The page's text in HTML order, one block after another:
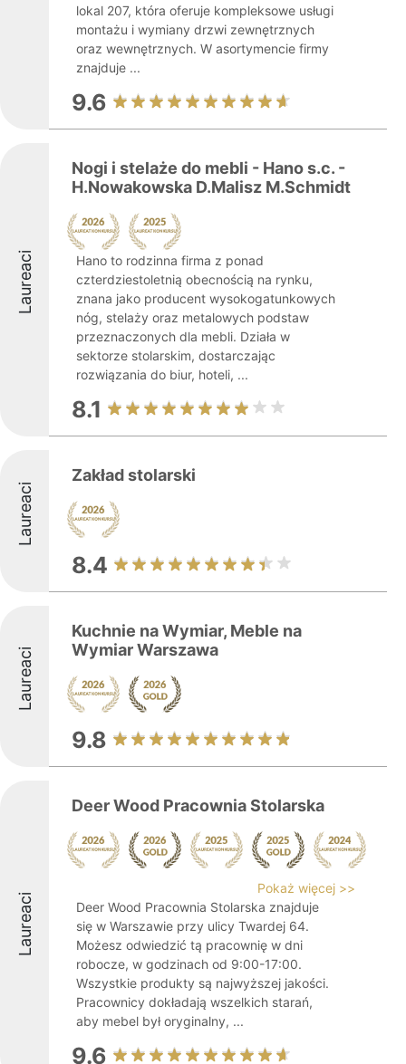
lokal 207, która oferuje kompleksowe usługi
montażu i wymiany drzwi zewnętrznych
oraz wewnętrznych. W asortymencie firmy
znajduje ...
9.6
Laureaci
Nogi i stelaże do mebli - Hano s.c. -
H.Nowakowska D.Malisz M.Schmidt
Hano to rodzinna firma z ponad
czterdziestoletnią obecnością na rynku,
znana jako producent wysokogatunkowych
nóg, stelaży oraz metalowych podstaw
przeznaczonych dla mebli. Działa w
sektorze stolarskim, dostarczając
rozwiązania do biur, hoteli, ...
8.1
Laureaci
Zakład stolarski
8.4
Laureaci
Kuchnie na Wymiar, Meble na
Wymiar Warszawa
9.8
Laureaci
Deer Wood Pracownia Stolarska
Pokaż więcej >>
Deer Wood Pracownia Stolarska znajduje
się w Warszawie przy ulicy Twardej 64.
Możesz odwiedzić tą pracownię w dni
robocze, w godzinach od 9:00-17:00.
Wszystkie produkty są najwyższej jakości.
Pracownicy dokładają wszelkich starań,
aby mebel był oryginalny, ...
9.6